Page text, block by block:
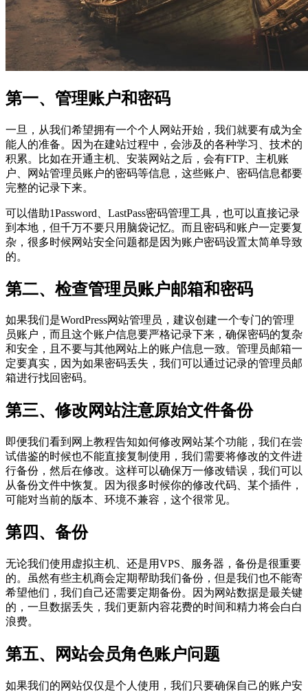
第一、管理账户和密码
一旦，从我们希望拥有一个个人网站开始，我们就要有成为全
能人的准备。因为在建站过程中，会涉及的各种学习、技术的
积累。比如在开通主机、安装网站之后，会有FTP、主机账
户、网站管理员账户的密码等信息，这些账户、密码信息都要
完整的记录下来。
可以借助1Password、LastPass密码管理工具，也可以直接记录
到本地，但千万不要只用脑袋记忆。而且密码和账户一定要复
杂，很多时候网站安全问题都是因为账户密码设置太简单导致
的。
第二、检查管理员账户邮箱和密码
如果我们是WordPress网站管理员，建议创建一个专门的管理
员账户，而且这个账户信息要严格记录下来，确保密码的复杂
和安全，且不要与其他网站上的账户信息一致。管理员邮箱一
定要真实，因为如果密码丢失，我们可以通过记录的管理员邮
箱进行找回密码。
第三、修改网站注意原始文件备份
即便我们看到网上教程告知如何修改网站某个功能，我们在尝
试借鉴的时候也不能直接复制使用，我们需要将修改的文件进
行备份，然后在修改。这样可以确保万一修改错误，我们可以
从备份文件中恢复。因为很多时候你的修改代码、某个插件，
可能对当前的版本、环境不兼容，这个很常见。
第四、备份
无论我们使用虚拟主机、还是用VPS、服务器，备份是很重要
的。虽然有些主机商会定期帮助我们备份，但是我们也不能寄
希望他们，我们自己还需要定期备份。因为网站数据是最关键
的，一旦数据丢失，我们更新内容花费的时间和精力将会白白
浪费。
第五、网站会员角色账户问题
如果我们的网站仅仅是个人使用，我们只要确保自己的账户安